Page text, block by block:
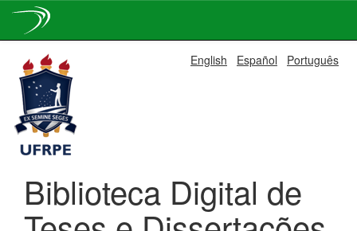
navigation
English Español Português
Biblioteca Digital de